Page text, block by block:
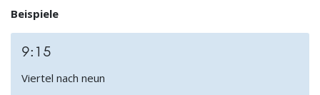
Beispiele
9:15
Viertel nach neun